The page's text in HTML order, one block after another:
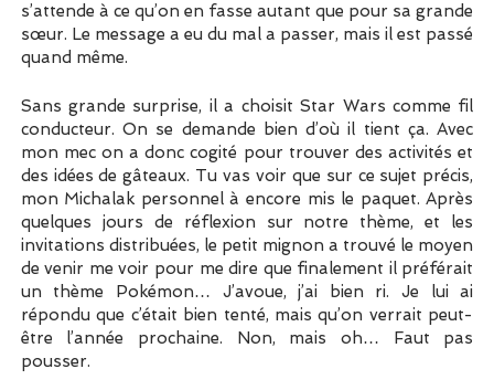
s’attende à ce qu’on en fasse autant que pour sa grande
sœur. Le message a eu du mal a passer, mais il est passé
quand même.
Sans grande surprise, il a choisit Star Wars comme fil
conducteur. On se demande bien d’où il tient ça. Avec
mon mec on a donc cogité pour trouver des activités et
des idées de gâteaux. Tu vas voir que sur ce sujet précis,
mon Michalak personnel à encore mis le paquet. Après
quelques jours de réflexion sur notre thème, et les
invitations distribuées, le petit mignon a trouvé le moyen
de venir me voir pour me dire que finalement il préférait
un thème Pokémon… J’avoue, j’ai bien ri. Je lui ai
répondu que c’était bien tenté, mais qu’on verrait peut-
être l’année prochaine. Non, mais oh… Faut pas
pousser.